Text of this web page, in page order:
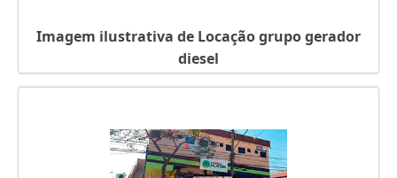
Imagem ilustrativa de Locação grupo gerador
diesel